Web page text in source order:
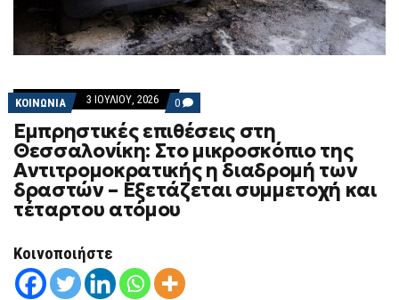
ΚΟΙΝΩΝΙΑ 3 ΙΟΥΛΊΟΥ, 2026 0 COMMENTS
ON
ΕΜΠΡΗΣΤΙΚΈΣ
ΕΠΙΘΈΣΕΙΣ
ΣΤΗ
ΘΕΣΣΑΛΟΝΊΚΗ:
ΣΤΟ
ΜΙΚΡΟΣΚΌΠΙΟ
ΔΡΑΣΤΏΝ
–
Εμπρηστικές επιθέσεις στη
Θεσσαλονίκη: Στο μικροσκόπιο της
Αντιτρομοκρατικής η διαδρομή των
δραστών – Εξετάζεται συμμετοχή και
τέταρτου ατόμου
Κοινοποιήστε